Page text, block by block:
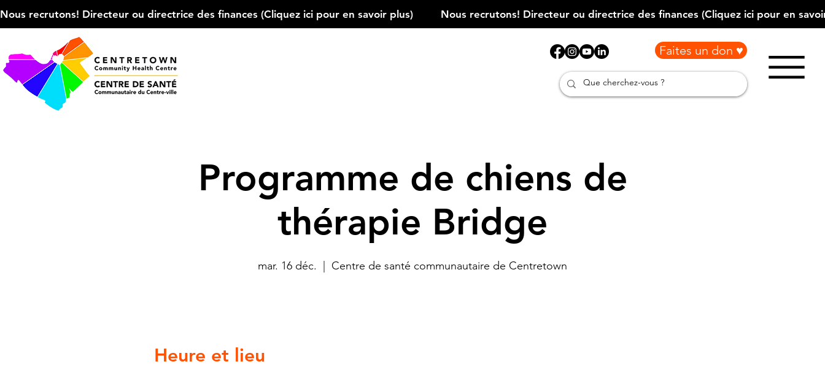
Nous recrutons! Directeur ou directrice des finances (Cliquez ici pour en savoir plus)
Faites un don ♥
Programme de chiens de
thérapie Bridge
mar. 16 déc. Centre de santé communautaire de Centretown
Heure et lieu